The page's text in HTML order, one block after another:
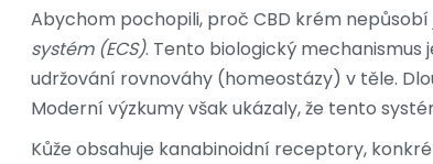
Abychom pochopili, proč CBD krém
systém (ECS). Tento biologický
udržování rovnováhy (homeostázy) v těle.
Moderní výzkumy však ukázaly, že tento
Kůže obsahuje kanabinoidní receptory,